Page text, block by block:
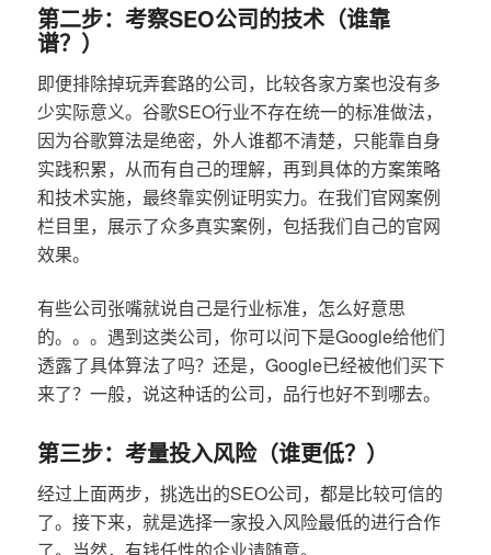
第二步：考察SEO公司的技术（谁靠
谱？）
即便排除掉玩弄套路的公司，比较各家方案也没有多
少实际意义。谷歌SEO行业不存在统一的标准做法，
因为谷歌算法是绝密，外人谁都不清楚，只能靠自身
实践积累，从而有自己的理解，再到具体的方案策略
和技术实施，最终靠实例证明实力。在我们官网案例
栏目里，展示了众多真实案例，包括我们自己的官网
效果。
有些公司张嘴就说自己是行业标准，怎么好意思
的。。。遇到这类公司，你可以问下是Google给他们
透露了具体算法了吗？还是，Google已经被他们买下
来了？一般，说这种话的公司，品行也好不到哪去。
第三步：考量投入风险（谁更低？）
经过上面两步，挑选出的SEO公司，都是比较可信的
了。接下来，就是选择一家投入风险最低的进行合作